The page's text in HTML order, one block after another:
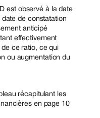
est observé à la date
de constatation
anticipé
effectivement
ce ratio, ce qui
ou augmentation du
récapitulant les
en page 10